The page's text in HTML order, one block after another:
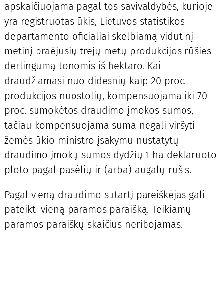
apskaičiuojama pagal tos savivaldybės, kurioje
yra registruotas ūkis, Lietuvos statistikos
departamento oficialiai skelbiamą vidutinį
metinį praėjusių trejų metų produkcijos rūšies
derlingumą tonomis iš hektaro. Kai
draudžiamasi nuo didesnių kaip 20 proc.
produkcijos nuostolių, kompensuojama iki 70
proc. sumokėtos draudimo įmokos sumos,
tačiau kompensuojama suma negali viršyti
žemės ūkio ministro įsakymu nustatytų
draudimo įmokų sumos dydžių 1 ha deklaruoto
ploto pagal pasėlių ir (arba) augalų rūšis.
Pagal vieną draudimo sutartį pareiškėjas gali
pateikti vieną paramos paraišką. Teikiamų
paramos paraiškų skaičius neribojamas.